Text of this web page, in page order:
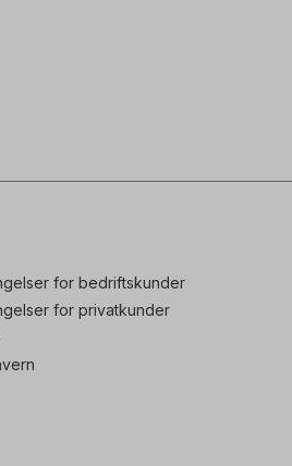
for bedriftskunder
for privatkunder